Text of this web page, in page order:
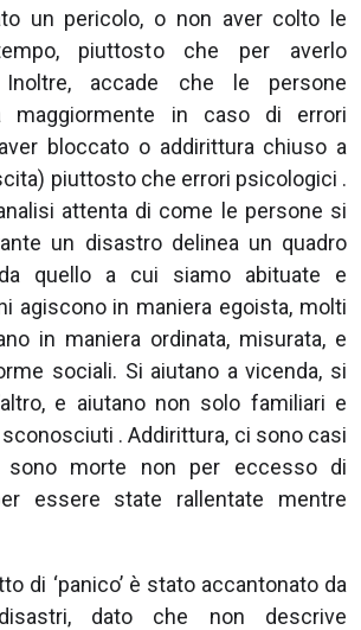
un pericolo, o non aver colto le
piuttosto che per averlo
Inoltre, accade che le persone
maggiormente in caso di errori
bloccato o addirittura chiuso a
piuttosto che errori psicologici .
attenta di come le persone si
un disastro delinea un quadro
quello a cui siamo abituate e
agiscono in maniera egoista, molti
in maniera ordinata, misurata, e
sociali. Si aiutano a vicenda, si
e aiutano non solo familiari e
. Addirittura, ci sono casi
morte non per eccesso di
essere state rallentate mentre
di ‘panico’ è stato accantonato da
dato che non descrive